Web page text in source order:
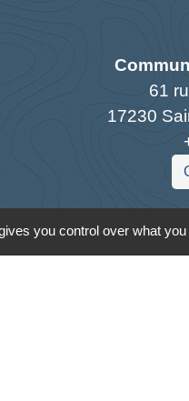
61
17230
you control over what